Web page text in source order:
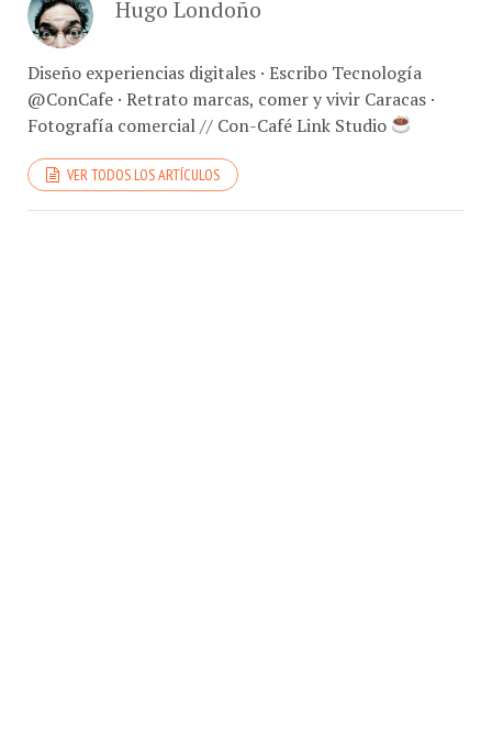
Diseño experiencias digitales · Escribo Tecnología
@ConCafe · Retrato marcas, comer y vivir Caracas ·
Fotografía comercial // Con-Café Link Studio
VER TODOS LOS ARTÍCULOS